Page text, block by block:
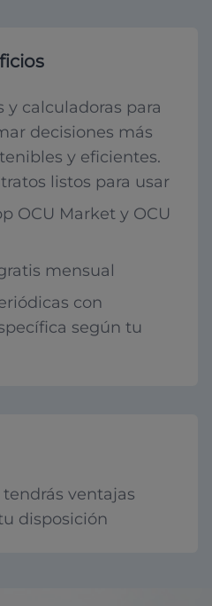
y calculadoras para
decisiones más
y eficientes.
listos para usar
OCU Market y OCU
mensual
con
según tu
tendrás ventajas
disposición